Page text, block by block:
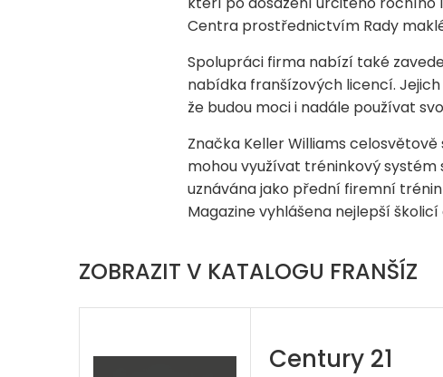
Centra prostřednictvím Rady
Spolupráci firma nabízí také
nabídka franšízových licencí.
že budou moci i nadále používat
Značka Keller Williams
mohou využívat tréninkový systém
uznávána jako přední firemní
Magazine vyhlášena nejlepší
ZOBRAZIT V KATALOGU FRANŠÍZ
Century 21